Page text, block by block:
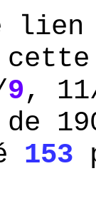
lien
9,
153